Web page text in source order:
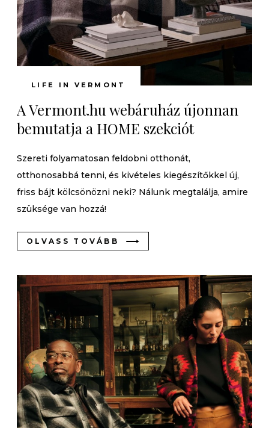
LIFE IN VERMONT
A Vermont.hu webáruház újonnan
bemutatja a HOME szekciót
Szereti folyamatosan feldobni otthonát,
otthonosabbá tenni, és kivételes kiegészítőkkel új,
friss bájt kölcsönözni neki? Nálunk megtalálja, amire
szüksége van hozzá!
OLVASS TOVÁBB